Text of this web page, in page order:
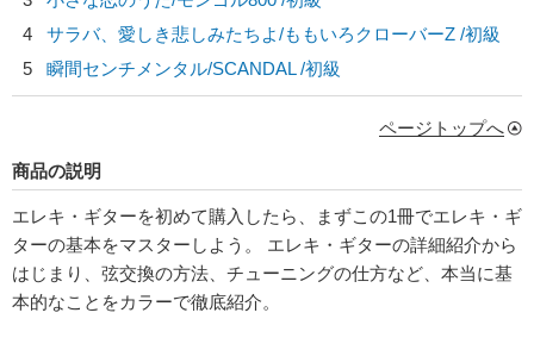
4
サラバ、愛しき悲しみたちよ/ももいろクローバーZ /初級
5
瞬間センチメンタル/SCANDAL/初級
ページトップへ
商品の説明
エレキ・ギターを初めて購入したら、まずこの1冊でエレキ・ギ
ターの基本をマスターしよう。 エレキ・ギターの詳細紹介から
はじまり、弦交換の方法、チューニングの仕方など、本当に基
本的なことをカラーで徹底紹介。